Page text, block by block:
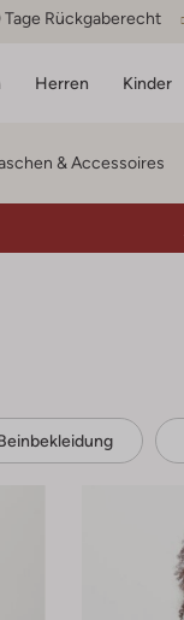
Tage Rückgaberecht
Herren Kinder
& Accessoires